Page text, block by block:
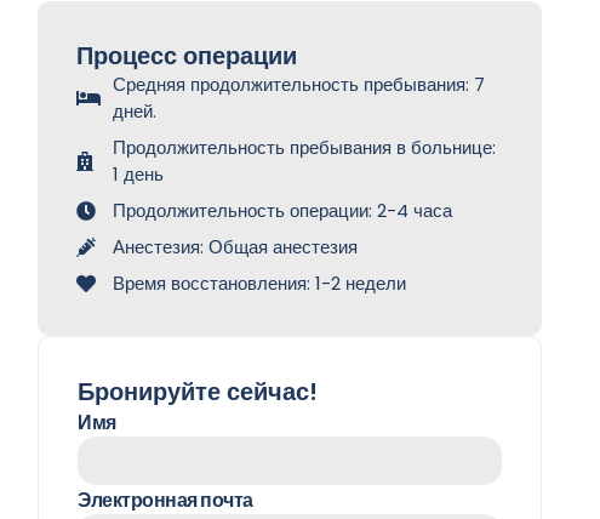
Процесс операции
Средняя продолжительность пребывания: 7
дней.
Продолжительность пребывания в больнице:
1 день
Продолжительность операции: 2-4 часа
Анестезия: Общая анестезия
Время восстановления: 1-2 недели
Бронируйте сейчас!
Имя
Электронная почта